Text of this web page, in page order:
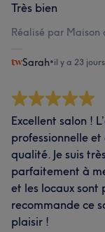
Très bien
Réalisé par Maison
Sarah•il y a 23 jours
Excellent salon !
professionnelle
qualité. Je suis
parfaitement à
et les locaux sont
recommande ce
plaisir !